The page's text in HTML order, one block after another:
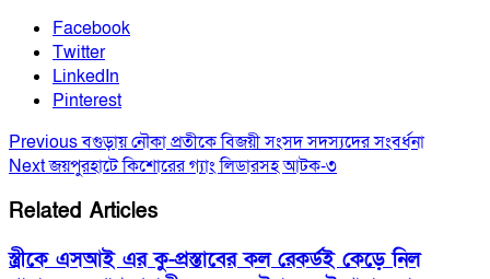
Facebook
Twitter
LinkedIn
Pinterest
Previousবগুড়ায় নৌকা প্রতীকে বিজয়ী সংসদ সদস্যদের সংবর্ধনা
Nextজয়পুরহাটে কিশোরের গ্যাং লিডারসহ আটক-৩
Related Articles
স্ত্রীকে এসআই এর কু-প্রস্তাবের কল রেকর্ডই কেড়ে নিল